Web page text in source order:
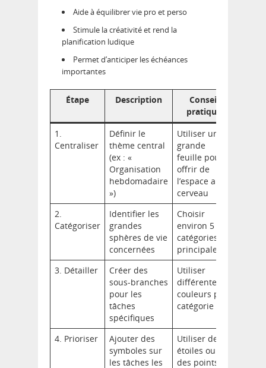
Aide à équilibrer vie pro et perso
Stimule la créativité et rend la
planification ludique
Permet d’anticiper les échéances
importantes
Étape Description
Conseil
pratique
1.
Centraliser
Définir le
thème central
(ex : «
Organisation
hebdomadaire
»)
Utiliser une
grande
feuille pour
offrir de
l’espace au
cerveau
2.
Catégoriser
Identifier les
grandes
sphères de vie
concernées
Choisir
environ 5
catégories
principales
3. Détailler
Créer des
sous-branches
pour les
tâches
spécifiques
Utiliser
différentes
couleurs par
catégorie
4. Prioriser
Ajouter des
symboles sur
les tâches les
Utiliser des
étoiles ou
des points